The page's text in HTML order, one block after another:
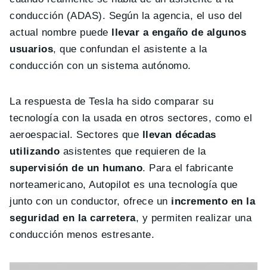
conducción (ADAS). Según la agencia, el uso del
actual nombre puede llevar a engaño de algunos
usuarios, que confundan el asistente a la
conducción con un sistema autónomo.
La respuesta de Tesla ha sido comparar su
tecnología con la usada en otros sectores, como el
aeroespacial. Sectores que llevan décadas
utilizando asistentes que requieren de la
supervisión de un humano. Para el fabricante
norteamericano, Autopilot es una tecnología que
junto con un conductor, ofrece un incremento en la
seguridad en la carretera, y permiten realizar una
conducción menos estresante.